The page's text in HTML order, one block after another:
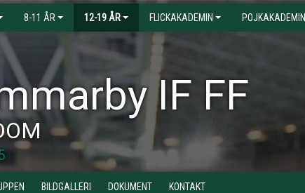
8-11 ÅR 12-19 ÅR FLICKAKADEMIN POJKAKADEMIN
IF FF
BILDGALLERI DOKUMENT KONTAKT